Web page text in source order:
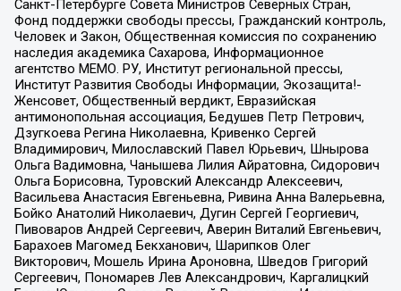
Санкт-Петербурге Совета Министров Северных Стран,
Фонд поддержки свободы прессы, Гражданский контроль,
Человек и Закон, Общественная комиссия по сохранению
наследия академика Сахарова, Информационное
агентство МЕМО. РУ, Институт региональной прессы,
Институт Развития Свободы Информации, Экозащита!-
Женсовет, Общественный вердикт, Евразийская
антимонопольная ассоциация, Бедушев Петр Петрович,
Дзугкоева Регина Николаевна, Кривенко Сергей
Владимирович, Милославский Павел Юрьевич, Шнырова
Ольга Вадимовна, Чанышева Лилия Айратовна, Сидорович
Ольга Борисовна, Туровский Александр Алексеевич,
Васильева Анастасия Евгеньевна, Ривина Анна Валерьевна,
Бойко Анатолий Николаевич, Дугин Сергей Георгиевич,
Пивоваров Андрей Сергеевич, Аверин Виталий Евгеньевич,
Барахоев Магомед Бекханович, Шарипков Олег
Викторович, Мошель Ирина Ароновна, Шведов Григорий
Сергеевич, Пономарев Лев Александрович, Каргалицкий